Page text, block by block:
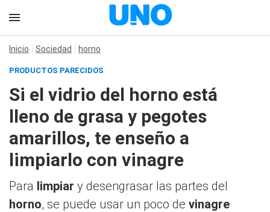
Inicio Sociedad horno
PRODUCTOS PARECIDOS
Si el vidrio del horno está
lleno de grasa y pegotes
amarillos, te enseño a
limpiarlo con vinagre
Para limpiar y desengrasar las partes del
horno, se puede usar un poco de vinagre